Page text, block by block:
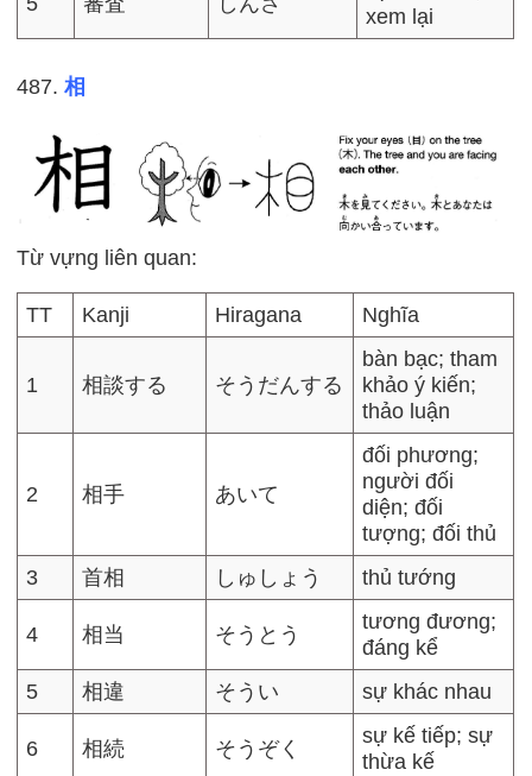
xem lại
487.相
Từ vựng liên quan:
TT Kanji Hiragana Nghĩa
1 相談する そうだんする
bàn bạc; tham
khảo ý kiến;
thảo luận
2 相手 あいて
đối phương;
người đối
diện; đối
tượng; đối thủ
3
首相 しゅしょう thủ tướng
4 相当 そうとう
tương đương;
đáng kể
5
相違 そうい sự khác nhau
6 相続 そうぞく
sự kế tiếp; sự
thừa kế